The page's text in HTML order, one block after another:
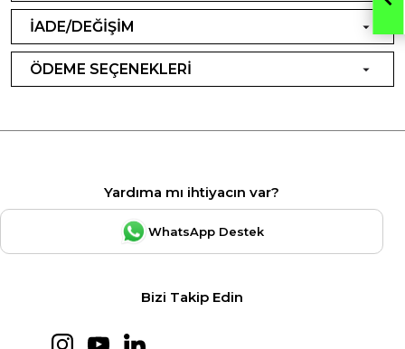
İADE/DEĞİŞİM
ÖDEME SEÇENEKLERİ
Yardıma mı ihtiyacın var?
WhatsApp Destek
Bizi Takip Edin